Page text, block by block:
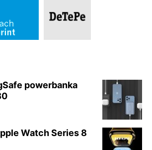
powerbanka
Watch Series 8